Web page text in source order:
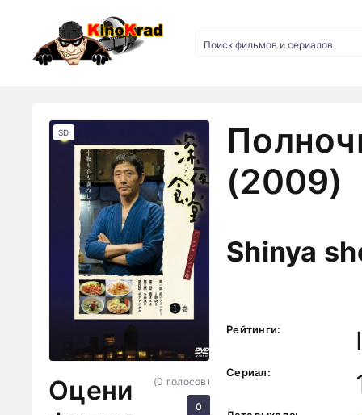
(2009)
Shinya
SD
Оцени
(0 голосов)
0
Рейтинги:
Сериал: